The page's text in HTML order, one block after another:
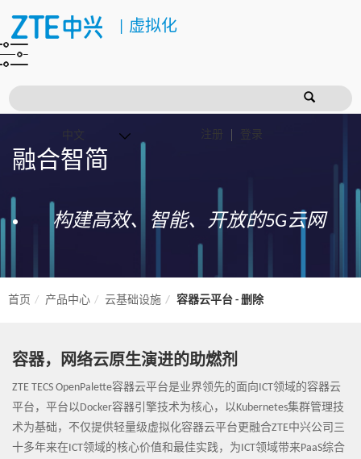
虚拟化
注册 登录
融合智简
构建高效、智能、开放的5G云网
首页 产品中心 云基础设施 容器云平台 - 删除
容器，网络云原生演进的助燃剂
ZTE TECS OpenPalette容器云平台是业界领先的面向ICT领域的容器云
平台，平台以Docker容器引擎技术为核心，以Kubernetes集群管理技
术为基础，不仅提供轻量级虚拟化容器云平台更融合ZTE中兴公司三
十多年来在ICT领域的核心价值和最佳实践，为ICT领域带来PaaS综合